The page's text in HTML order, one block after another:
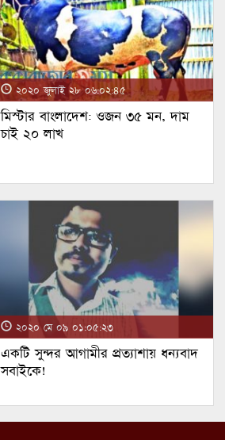
২০২০ জুলাই ২৮ ০৬:০২:৪৫
মিস্টার বাংলাদেশ: ওজন ৩৫ মন, দাম
চাই ২০ লাখ
২০২০ মে ০৯ ০১:০৫:২৩
একটি সুন্দর আগামীর প্রত্যাশায় ধন্যবাদ
সবাইকে!